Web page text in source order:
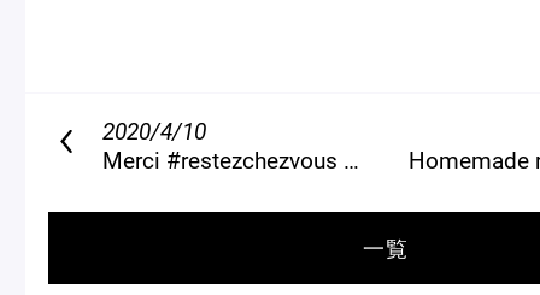
2020/4/10
Merci #restezchezvous #ステイホーム
Homemade recipe -
一覧